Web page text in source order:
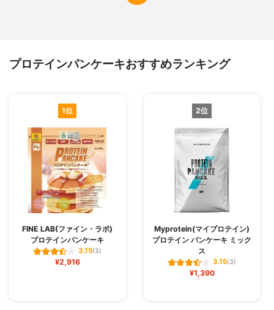
プロテインパンケーキおすすめランキング
1位
FINE LAB(ファイン・ラボ)
プロテインパンケーキ
3.15(3)
¥2,916
2位
Myprotein(マイプロテイン)
プロテイン パンケーキ ミック
ス
3.15(3)
¥1,390